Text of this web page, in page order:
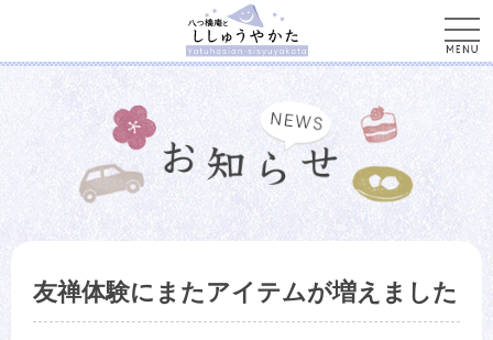
友禅体験にまたアイテムが増えました